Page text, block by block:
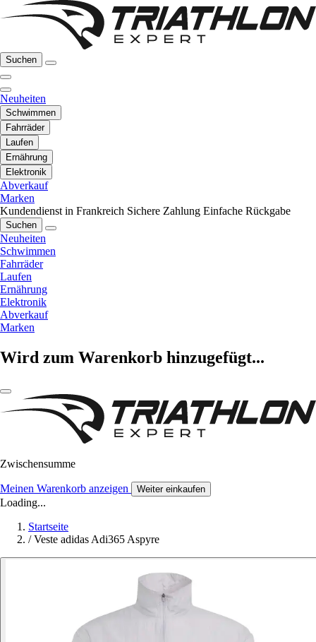
Suchen
Neuheiten
Schwimmen
Fahrräder
Laufen
Ernährung
Elektronik
Abverkauf
Marken
Kundendienst in Frankreich Sichere Zahlung Einfache Rückgabe
Suchen
Neuheiten
Schwimmen
Fahrräder
Laufen
Ernährung
Elektronik
Abverkauf
Marken
Wird zum Warenkorb hinzugefügt...
Zwischensumme
Meinen Warenkorb anzeigen Weiter einkaufen
Loading...
Startseite
/ Veste adidas Adi365 Aspyre